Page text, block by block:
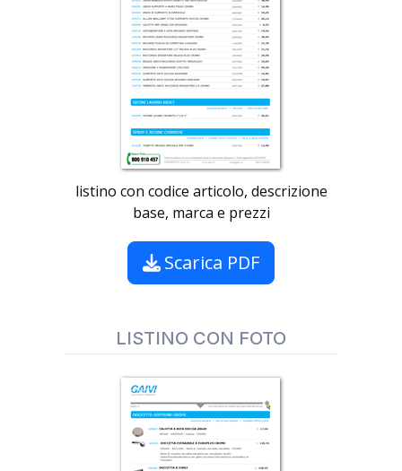
listino con codice articolo, descrizione
base, marca e prezzi
Scarica PDF
LISTINO CON FOTO